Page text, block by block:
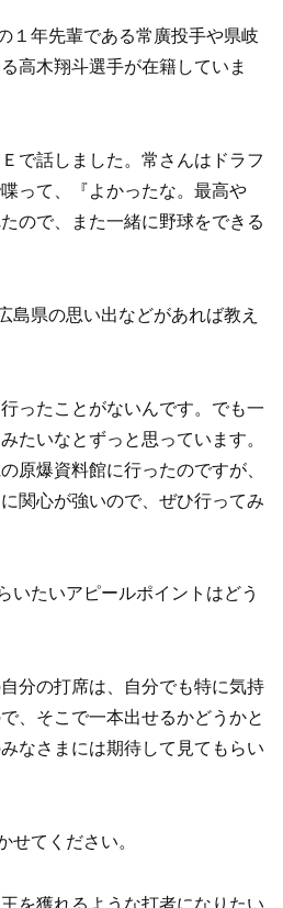
１年先輩である常廣投手や県岐
高木翔斗選手が在籍していま
で話しました。常さんはドラフ
って、『よかったな。最高や
ので、また一緒に野球をできる
島県の思い出などがあれば教え
ったことがないんです。でも一
たいなとずっと思っています。
原爆資料館に行ったのですが、
関心が強いので、ぜひ行ってみ
いたいアピールポイントはどう
分の打席は、自分でも特に気持
、そこで一本出せるかどうかと
なさまには期待して見てもらい
せてください。
を獲れるような打者になりたい